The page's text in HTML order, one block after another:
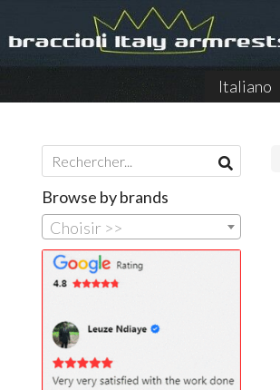
Italiano
Browse by brands
Choisir >>